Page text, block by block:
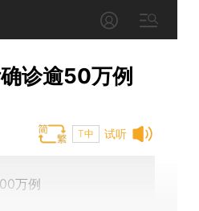
诊逾50万例
试听
T中
万例